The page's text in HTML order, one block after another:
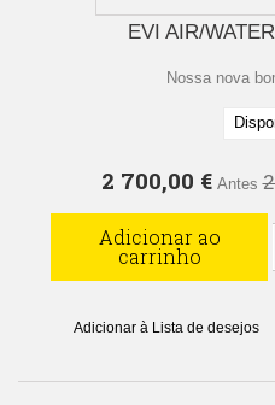
EVI AIR/
Nossa nova
2 700,00 € Antes
Adicionar ao
carrinho
Adicionar à Lista de desejos